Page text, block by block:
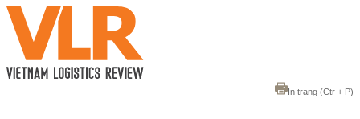
In trang (Ctr + P)